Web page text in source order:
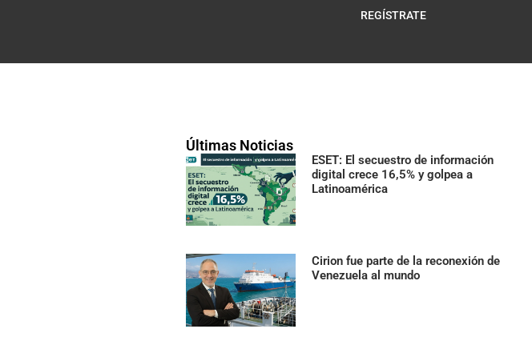
REGÍSTRATE
Últimas Noticias
ESET: El secuestro de información
digital crece 16,5% y golpea a
Latinoamérica
Cirion fue parte de la reconexión de
Venezuela al mundo